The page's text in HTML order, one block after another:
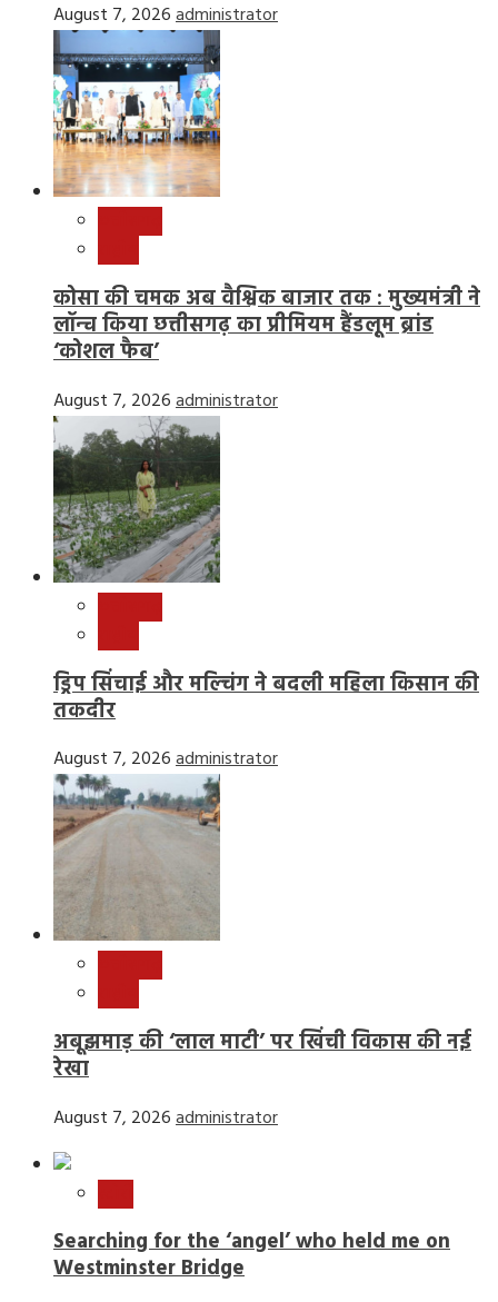
August 7, 2026administrator
कोसा की चमक अब वैश्विक बाजार तक : मुख्यमंत्री ने
लॉन्च किया छत्तीसगढ़ का प्रीमियम हैंडलूम ब्रांड
‘कोशल फैब’
August 7, 2026administrator
ड्रिप सिंचाई और मल्चिंग ने बदली महिला किसान की
तकदीर
August 7, 2026administrator
अबूझमाड़ की ‘लाल माटी’ पर खिंची विकास की नई
रेखा
August 7, 2026administrator
Searching for the ‘angel’ who held me on
Westminster Bridge